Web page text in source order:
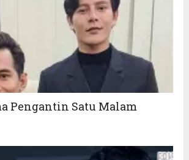
Pengantin Satu Malam